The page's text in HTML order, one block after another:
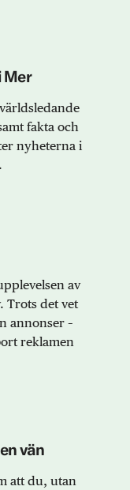
Mer
fakta och
nyheterna i
av
Trots det vet
annonser –
reklamen
vän
att du, utan